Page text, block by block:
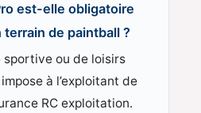
est-elle obligatoire
de paintball ?
ou de loisirs
à l’exploitant de
RC exploitation.